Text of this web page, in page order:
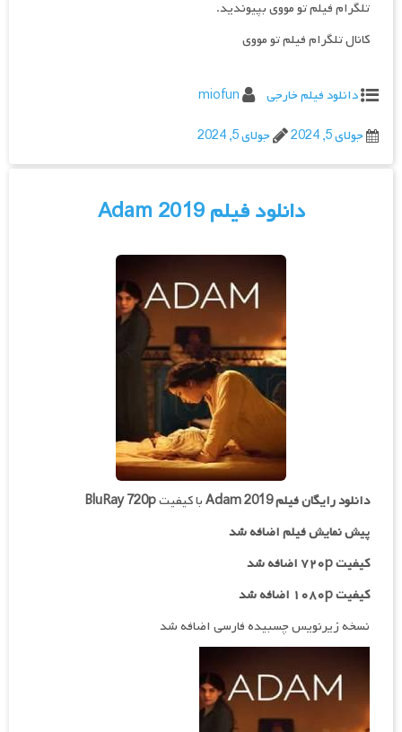
تلگرام فیلم تو مووی بپیوندید.
کانال تلگرام فیلم تو مووی
دانلود فیلم خارجی
miofun
جولای 5, 2024
جولای 5, 2024
دانلود فیلم Adam 2019
دانلود رایگان فیلمAdam 2019با کیفیتBluRay 720p
پیش نمایش فیلم اضافه شد
کیفیت ۷۲۰p اضافه شد
کیفیت ۱۰۸۰p اضافه شد
نسخه زیرنویس چسبیده فارسی اضافه شد